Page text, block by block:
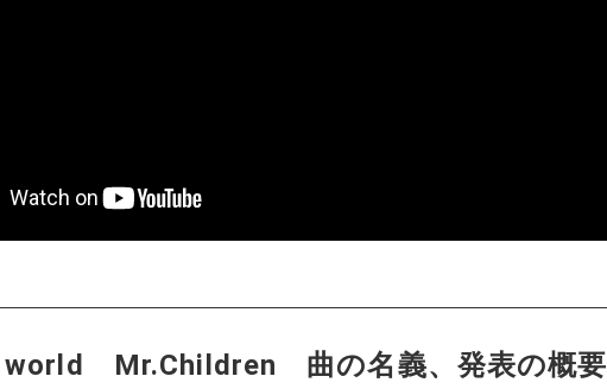
world Mr.Children 曲の名義、発表の概要